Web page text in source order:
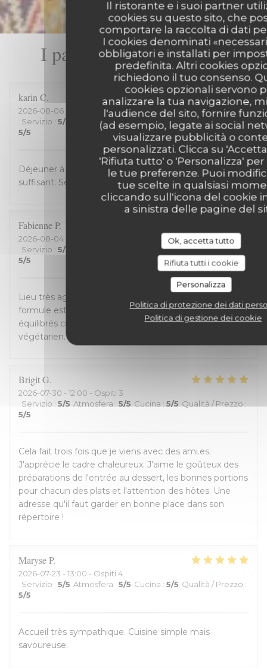
Il ristorante e i suoi partner
cookies su questo sito, che
comportare la raccolta di dati
I cookies denominati
obbligatori e installati per
predefinita. Altri cookies
richiedono il tuo consenso.
cookies opzionali servono
analizzare la tua navigazione,
l'audience del sito, fornire
(ad esempio, legate ai social
visualizzare pubblicità o
personalizzati. Clicca su
'Rifiuta tutto' o 'Personalizza'
le tue preferenze. Puoi
tue scelte in qualsiasi
cliccando sull'icona del cookie
a sinistra delle pagine del
Ok, accetta tutto
Rifiuta tutti i cookie
Personalizza
Politica di protezione dei dati
Politica di gestione dei cookie
I pareri dei nostri clienti
karin C
2026-08-06 - 12:30 - Ospiti 2
Servizio : 5/5 Atmosfera: 4 /5 Cucina: 5 /5 Qualità / Prezzo
5/5
Déjeuner à 13,50 euros entrée+ plat+dessert. Bon et
suffisant. Service efficace.
Fabienne P
2026-08-04
Servizio : 5/5 :5/5 Qualità / Prezzo
5/5
Lieu très agréable pour une pause déjeuner. La
formule est bien choisie . Entrée plat dessert bien
équilibrés cuisine de saison, le choix d'un menu
végétarien. Très bon accueil.
BrigitG
2026-07-30 - 12:00 - Ospiti 3
Servizio : 5/5 Atmosfera : 5/5 Cucina : 5/5 Qualità / Prezzo :
5/5
Cela fait trois fois que je viens avec des ami.es.
J'apprécie le cadre chaleureux. J'aime le goûteux des
préparations de l'entrée au dessert, les bonnes portions
pour chacun des plats et l'attention des hôtes. Une
adresse qu'il faut garder en bonne place dans son
répertoire !
MaryseP
2026-07-23 - 13:00 - Ospiti 4
Servizio : 5/5 Atmosfera : 5/5 Cucina : 5/5 Qualità / Prezzo :
5/5
Accueil très sympathique. Cuisine simple mais
savoureuse.